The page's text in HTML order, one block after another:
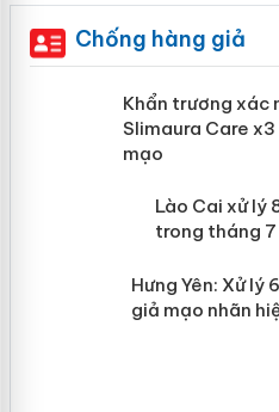
Chống hàng giả
Khẩn
Slimaura
mại trong